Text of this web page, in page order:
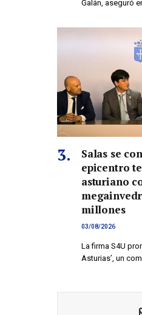
Galán, aseguró
Salas se
epicentro
asturiano
millones
03/08/2026
La firma S4U
Asturias’, un